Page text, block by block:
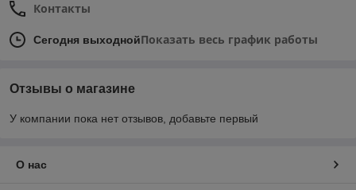
Контакты
Сегодня выходнойПоказать весь график работы
Отзывы о магазине
У компании пока нет отзывов, добавьте первый
О нас